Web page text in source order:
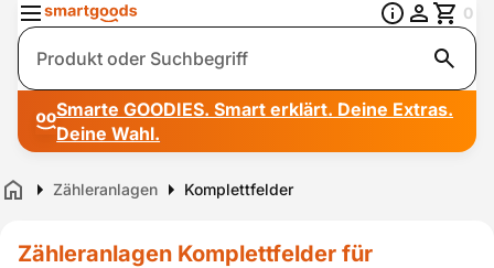
Suche
0
Smarte GOODIES. Smart erklärt. Deine Extras.
Deine Wahl.
Home Zähleranlagen Komplettfelder
Zähleranlagen Komplettfelder für